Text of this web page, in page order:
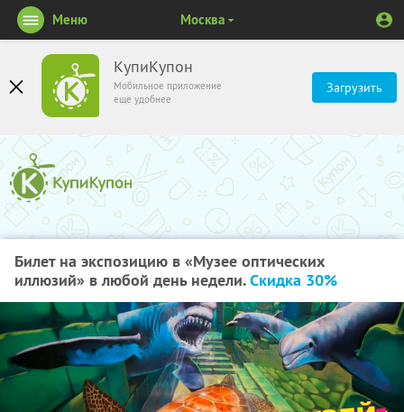
КупиКупон
Мобильное приложение
ещё удобнее
Загрузить
Меню Москва
Билет на экспозицию в «Музее оптических
иллюзий» в любой день недели.Скидка 30%